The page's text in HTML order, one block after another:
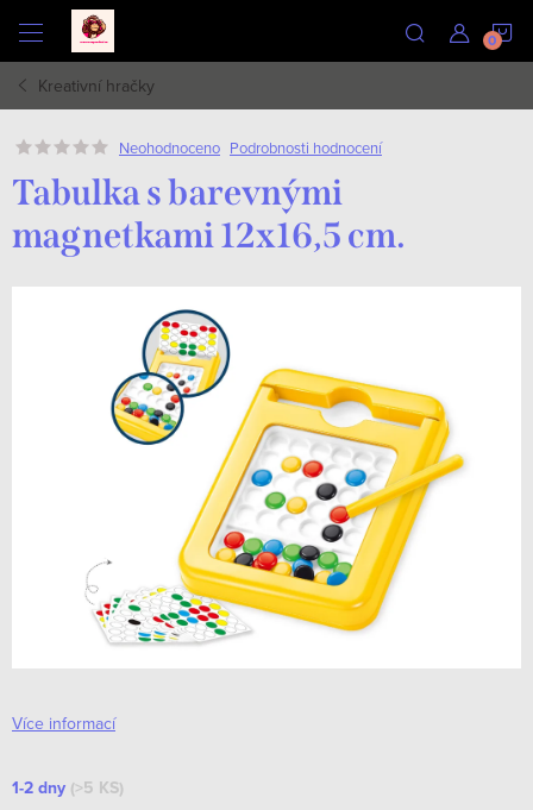
obsah
Kreativní hračky
Neohodnoceno Podrobnosti hodnocení
Tabulka s barevnými
magnetkami 12x16,5 cm.
Více informací
1-2 dny (>5 KS)